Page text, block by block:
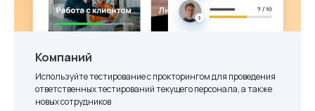
Компаний
Используйте тестирование с прокторингом для проведения
ответственных тестирований текущего персонала, а также
новых сотрудников